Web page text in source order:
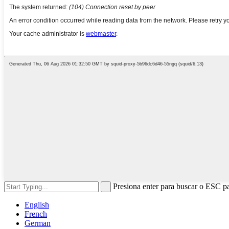
Presiona enter para buscar o ESC
English
French
German